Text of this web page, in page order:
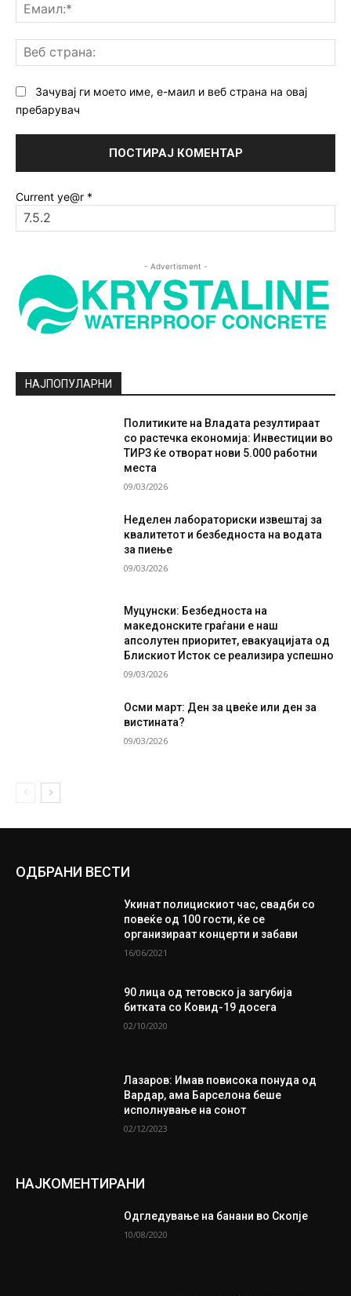
Зачувај ги моето име, е-маил и веб страна на овај
пребарувач
Current ye@r *
- Advertisment -
НАЈПОПУЛАРНИ
Политиките на Владата резултираат
со растечка економија: Инвестиции во
ТИРЗ ќе отворат нови 5.000 работни
места
09/03/2026
Неделен лабораториски извештај за
квалитетот и безбедноста на водата
за пиење
09/03/2026
Муцунски: Безбедноста на
македонските граѓани е наш
апсолутен приоритет, евакуацијата од
Блискиот Исток се реализира успешно
09/03/2026
Осми март: Ден за цвеќе или ден за
вистината?
09/03/2026
ОДБРАНИ ВЕСТИ
Укинат полицискиот час, свадби со
повеќе од 100 гости, ќе се
организираат концерти и забави
16/06/2021
90 лица од тетовско ја загубија
битката со Ковид-19 досега
02/10/2020
Лазаров: Имав повисока понуда од
Вардар, ама Барселона беше
исполнување на сонот
02/12/2023
НАЈКОМЕНТИРАНИ
Одгледување на банани во Скопје
10/08/2020